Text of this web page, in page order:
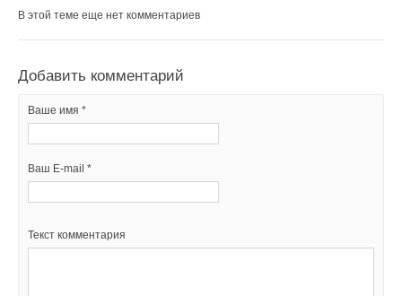
В этой теме еще нет комментариев
Добавить комментарий
Ваше имя *
Ваш E-mail *
Текст комментария